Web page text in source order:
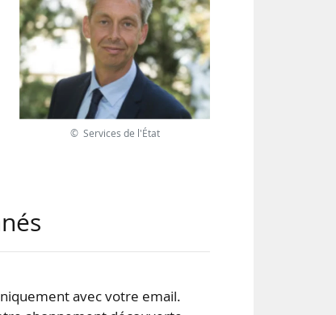
© Services de l'État
avec votre email.